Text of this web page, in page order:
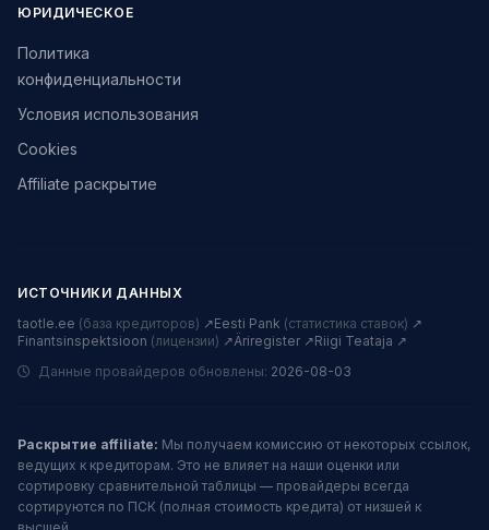
ЮРИДИЧЕСКОЕ
Политика
конфиденциальности
Условия использования
Cookies
Affiliate раскрытие
ИСТОЧНИКИ ДАННЫХ
taotle.ee (база кредиторов) ↗Eesti Pank (статистика ставок) ↗
Finantsinspektsioon (лицензии) ↗Äriregister ↗Riigi Teataja ↗
Данные провайдеров обновлены: 2026-08-03
Раскрытие affiliate: Мы получаем комиссию от некоторых ссылок,
ведущих к кредиторам. Это не влияет на наши оценки или
сортировку сравнительной таблицы — провайдеры всегда
сортируются по ПСК (полная стоимость кредита) от низшей к